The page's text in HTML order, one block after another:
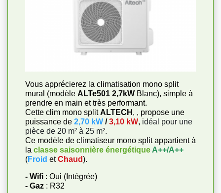
Vous apprécierez la climatisation mono split
mural (modèle ALTe501 2,7kW Blanc), simple à
prendre en main et très performant.
Cette clim mono splitALTECH , , propose une
puissance de 2,70 kW /3,10 kW, idéal pour une
pièce de 20 m² à 25 m².
Ce modèle de climatiseur mono split appartient à
la classe saisonnière énergétique A++/A++
(Froid et Chaud).
- Wifi : Oui (Intégrée)
- Gaz : R32